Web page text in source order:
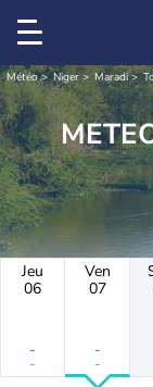
Météo Niger Maradi
Jeu
06
-
-
Ven
07
-
-